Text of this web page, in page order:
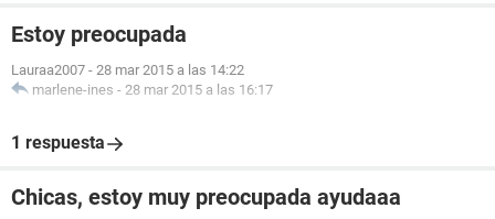
Estoy preocupada
Lauraa2007 - 28 mar 2015 a las 14:22
marlene-ines - 28 mar 2015 a las 16:17
1 respuesta
Chicas, estoy muy preocupada ayudaaa